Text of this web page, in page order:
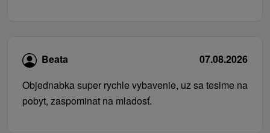
Beata
07.08.2026
Objednabka super rychle vybavenie, uz sa tesime na
pobyt, zaspominat na mladosť.